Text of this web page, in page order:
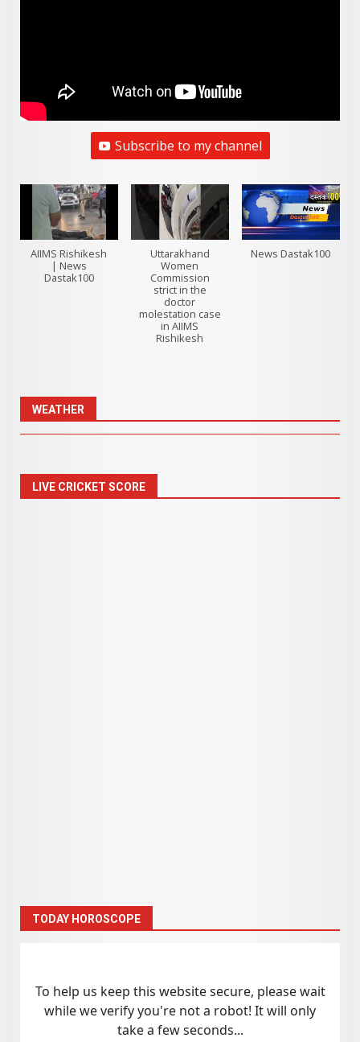
Subscribe to my channel
AIIMS Rishikesh
| News
Dastak100
Uttarakhand
Women
Commission
strict in the
doctor
molestation case
in AIIMS
Rishikesh
News Dastak100
WEATHER
LIVE CRICKET SCORE
TODAY HOROSCOPE